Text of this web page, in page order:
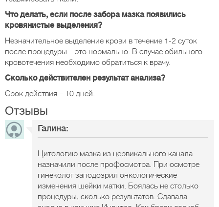
Что делать, если после забора мазка появились
кровянистые выделения?
Незначительное выделение крови в течение 1-2 суток
после процедуры – это нормально. В случае обильного
кровотечения необходимо обратиться к врачу.
Сколько действителен результат анализа?
Срок действия – 10 дней.
Отзывы
Галина:
Цитологию мазка из цервикального канала
назначили после профосмотра. При осмотре
гинеколог заподозрил онкологические
изменения шейки матки. Боялась не столько
процедуры, сколько результатов. Сдавала